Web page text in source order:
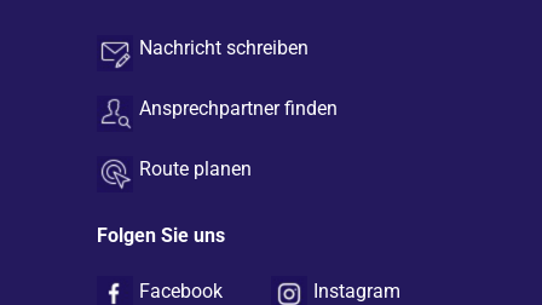
Nachricht schreiben
Ansprechpartner finden
Route planen
Folgen Sie uns
Facebook Instagram